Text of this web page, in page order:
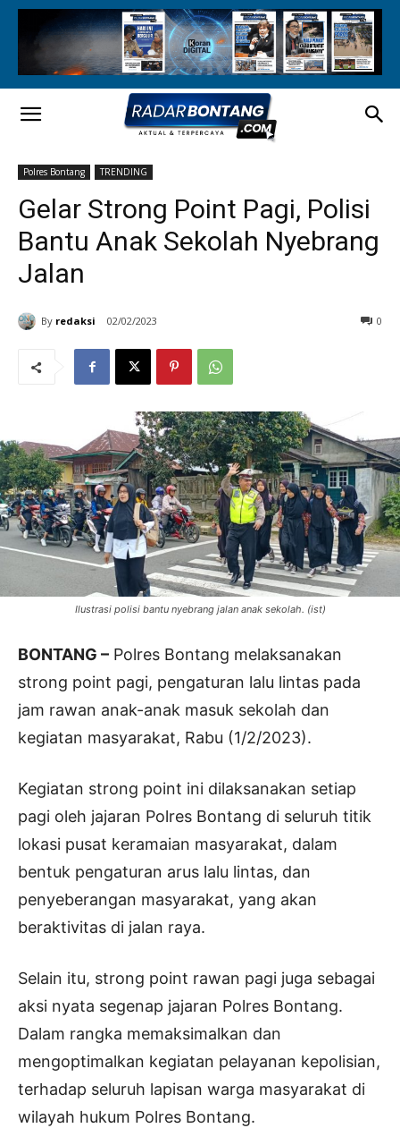
Polres Bontang TRENDING
Gelar Strong Point Pagi, Polisi
Bantu Anak Sekolah Nyebrang
Jalan
By redaksi 02/02/2023 0
Ilustrasi polisi bantu nyebrang jalan anak sekolah. (ist)
BONTANG – Polres Bontang melaksanakan
strong point pagi, pengaturan lalu lintas pada
jam rawan anak-anak masuk sekolah dan
kegiatan masyarakat, Rabu (1/2/2023).
Kegiatan strong point ini dilaksanakan setiap
pagi oleh jajaran Polres Bontang di seluruh titik
lokasi pusat keramaian masyarakat, dalam
bentuk pengaturan arus lalu lintas, dan
penyeberangan masyarakat, yang akan
beraktivitas di jalan raya.
Selain itu, strong point rawan pagi juga sebagai
aksi nyata segenap jajaran Polres Bontang.
Dalam rangka memaksimalkan dan
mengoptimalkan kegiatan pelayanan kepolisian,
terhadap seluruh lapisan warga masyarakat di
wilayah hukum Polres Bontang.